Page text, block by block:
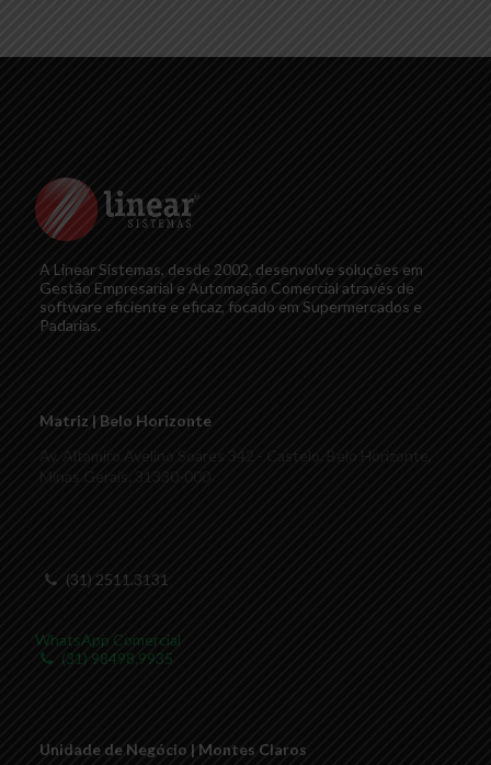
A Linear Sistemas, desde 2002, desenvolve soluções em
Gestão Empresarial e Automação Comercial através de
software eficiente e eficaz, focado em Supermercados e
Padarias.
Matriz | Belo Horizonte
Av. Altamiro Avelino Soares 342 - Castelo. Belo Horizonte,
Minas Gerais. 31330-000
(31) 2511.3131
WhatsApp Comercial
(31) 98498.9935
Unidade de Negócio | Montes Claros